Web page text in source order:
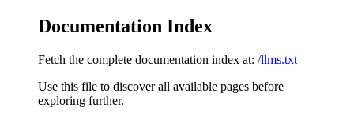
Documentation Index
Fetch the complete documentation index at: /llms.txt
Use this file to discover all available pages before
exploring further.